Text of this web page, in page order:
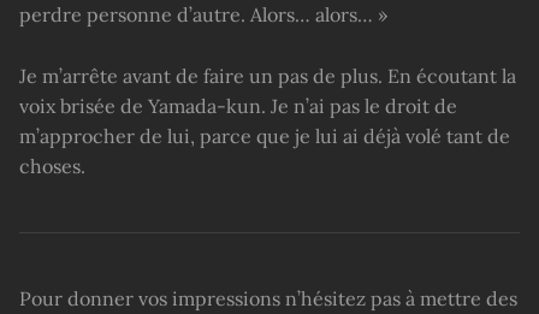
perdre personne d’autre. Alors… alors… »
Je m’arrête avant de faire un pas de plus. En écoutant la
voix brisée de Yamada-kun. Je n’ai pas le droit de
m’approcher de lui, parce que je lui ai déjà volé tant de
choses.
Pour donner vos impressions n’hésitez pas à mettre des